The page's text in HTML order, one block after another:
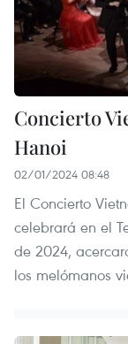
Concierto
Hanoi
02/01/2024 08:48
El Concierto
celebrará en el
de 2024,
los melómanos